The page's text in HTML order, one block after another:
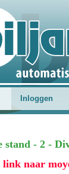
Inloggen
stand - 2 -
link naar